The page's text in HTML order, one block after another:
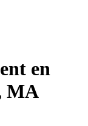
en
MA